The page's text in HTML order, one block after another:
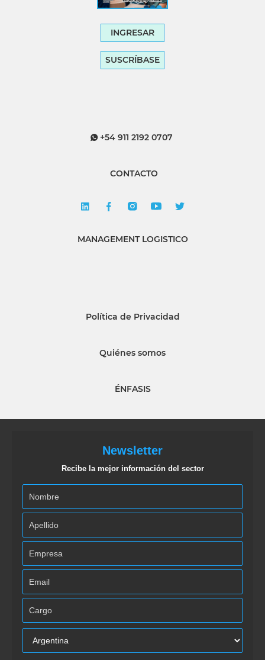
INGRESAR
SUSCRÍBASE
+54 911 2192 0707
CONTACTO
MANAGEMENT LOGISTICO
Política de Privacidad
Quiénes somos
ÉNFASIS
Newsletter
Recibe la mejor información del sector